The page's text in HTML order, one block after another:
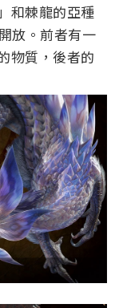
和棘龍的亞種
放。前者有一
物質，後者的